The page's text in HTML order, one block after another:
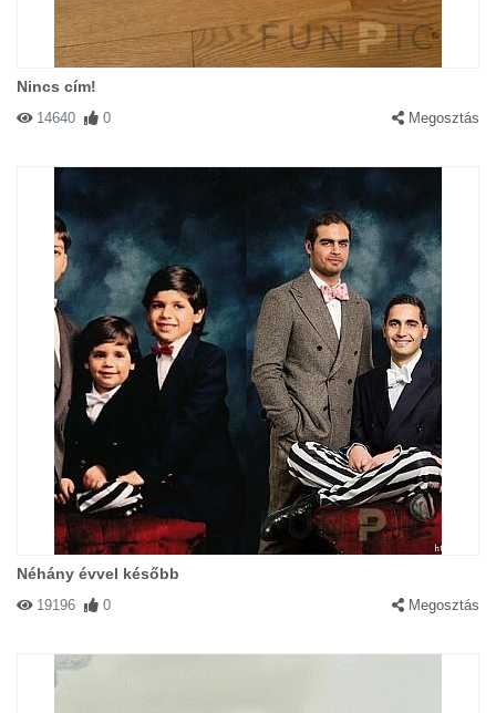
Nincs cím!
14640 0 Megosztás
Néhány évvel később
19196 0 Megosztás